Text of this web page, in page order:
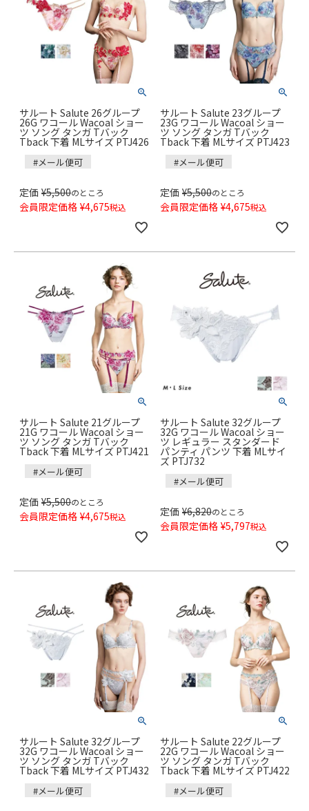
サルート Salute 26グループ
26G ワコール Wacoal ショー
ツ ソング タンガ Tバック
Tback 下着 MLサイズ PTJ426
#メール便可
定価 ¥5,500のところ
会員限定価格 ¥4,675税込
サルート Salute 23グループ
23G ワコール Wacoal ショー
ツ ソング タンガ Tバック
Tback 下着 MLサイズ PTJ423
#メール便可
定価 ¥5,500のところ
会員限定価格 ¥4,675税込
サルート Salute 21グループ
21G ワコール Wacoal ショー
ツ ソング タンガ Tバック
Tback 下着 MLサイズ PTJ421
#メール便可
定価 ¥5,500のところ
会員限定価格 ¥4,675税込
サルート Salute 32グループ
32G ワコール Wacoal ショー
ツ レギュラー スタンダード
パンティ パンツ 下着 MLサイ
ズ PTJ732
#メール便可
定価 ¥6,820のところ
会員限定価格 ¥5,797税込
サルート Salute 32グループ
32G ワコール Wacoal ショー
ツ ソング タンガ Tバック
Tback 下着 MLサイズ PTJ432
#メール便可
サルート Salute 22グループ
22G ワコール Wacoal ショー
ツ ソング タンガ Tバック
Tback 下着 MLサイズ PTJ422
#メール便可